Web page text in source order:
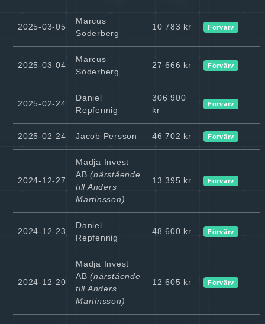
2025-03-05
Marcus
Söderberg
10 783 kr Förvärv
2025-03-04
Marcus
Söderberg
27 666 kr Förvärv
2025-02-24
Daniel
Repfennig
306 900
kr
Förvärv
2025-02-24 Jacob Persson 46 702 kr Förvärv
2024-12-27
Madja Invest
AB (närstående
till Anders
Martinsson)
13 395 kr Förvärv
2024-12-23
Daniel
Repfennig
48 600 kr Förvärv
2024-12-20
Madja Invest
AB (närstående
till Anders
Martinsson)
12 605 kr Förvärv